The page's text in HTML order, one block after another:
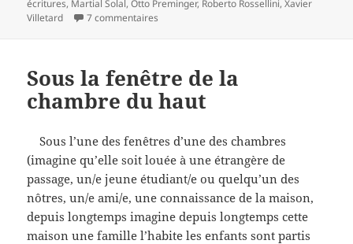
écritures, Martial Solal ,Otto Preminger, Roberto Rossellini,Xavier
Villetard
7 commentaires
Sous la fenêtre de la
chambre du haut
Sous l’une des fenêtres d’une des chambres
(imagine qu’elle soit louée à une étrangère de
passage, un/e jeune étudiant/e ou quelqu’un des
nôtres, un/e ami/e, une connaissance de la maison,
depuis longtemps imagine depuis longtemps cette
maison une famille l’habite les enfants sont partis